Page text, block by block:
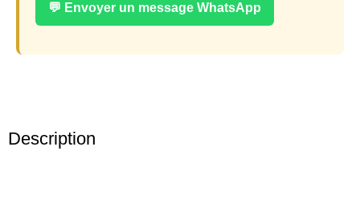
💬 Envoyer un message WhatsApp
Description